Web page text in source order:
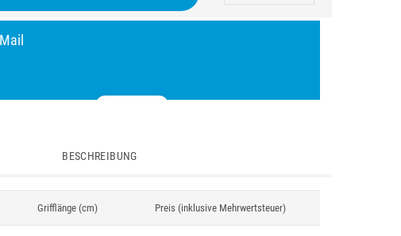
BESCHREIBUNG
Grifflänge (cm) Preis (inklusive Mehrwertsteuer)